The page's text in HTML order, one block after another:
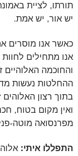
תורתו, לציית
יש אור, יש אמת.
כאשר אנו מוסרים את
אנו מתחילים
והחוכמה
ההחלטות נעשות
בתוך רצון
ואין מקום בטוח,
מפרנסואה מוטה-
התפללו איתי: